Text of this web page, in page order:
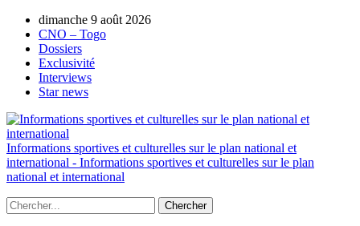
dimanche 9 août 2026
CNO – Togo
Dossiers
Exclusivité
Interviews
Star news
Informations sportives et culturelles sur le plan national et
international - Informations sportives et culturelles sur le plan
national et international
AUTORISATION DE LA HAAC N°0134/HAAC/12-